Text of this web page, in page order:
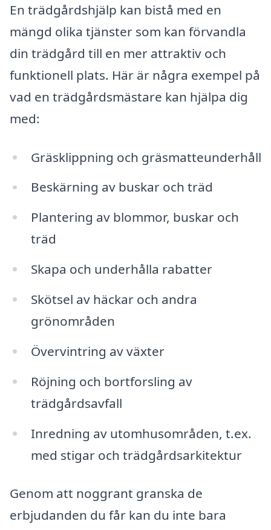
En trädgårdshjälp kan bistå med en
mängd olika tjänster som kan förvandla
din trädgård till en mer attraktiv och
funktionell plats. Här är några exempel på
vad en trädgårdsmästare kan hjälpa dig
med:
Gräsklippning och gräsmatteunderhåll
Beskärning av buskar och träd
Plantering av blommor, buskar och
träd
Skapa och underhålla rabatter
Skötsel av häckar och andra
grönområden
Övervintring av växter
Röjning och bortforsling av
trädgårdsavfall
Inredning av utomhusområden, t.ex.
med stigar och trädgårdsarkitektur
Genom att noggrant granska de
erbjudanden du får kan du inte bara